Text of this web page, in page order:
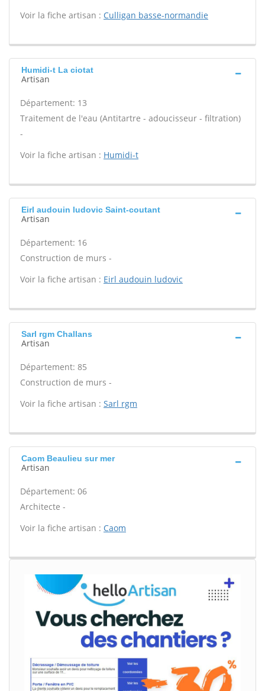
Voir la fiche artisan : Culligan basse-normandie
Humidi-t La ciotat
Artisan
Département: 13
Traitement de l'eau (Antitartre - adoucisseur - filtration)
-
Voir la fiche artisan : Humidi-t
Eirl audouin ludovic Saint-coutant
Artisan
Département: 16
Construction de murs -
Voir la fiche artisan : Eirl audouin ludovic
Sarl rgm Challans
Artisan
Département: 85
Construction de murs -
Voir la fiche artisan : Sarl rgm
Caom Beaulieu sur mer
Artisan
Département: 06
Architecte -
Voir la fiche artisan : Caom